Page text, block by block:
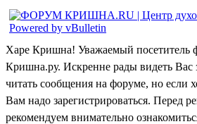
Харе Кришна! Уважаемый посетитель
Кришна.ру. Искренне рады видеть Вас
читать сообщения на форуме, но если
Вам надо зарегистрироваться. Перед
рекомендуем внимательно